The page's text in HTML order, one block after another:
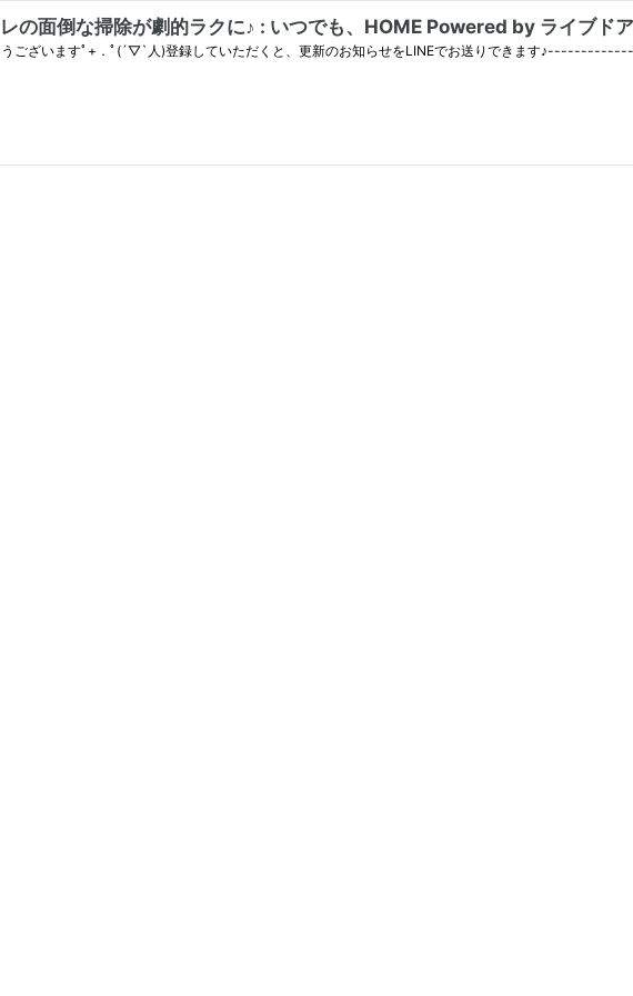
の面倒な掃除が劇的ラクに♪ : いつでも、HOME Powered by ライブド
とうございますﾟ+．ﾟ(´▽`人)登録していただくと、更新のお知らせをLINEでお送りできます